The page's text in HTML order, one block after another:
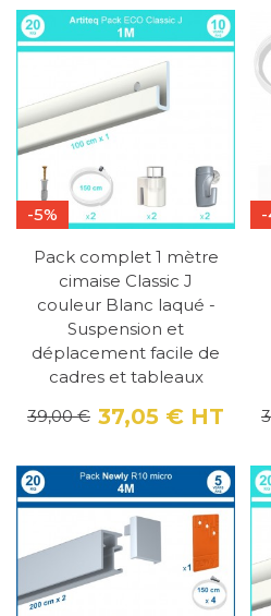
-5%
Pack complet 1 mètre
cimaise Classic J
couleur Blanc laqué -
Suspension et
déplacement facile de
cadres et tableaux
37,05 € HT Prix
39,00 €